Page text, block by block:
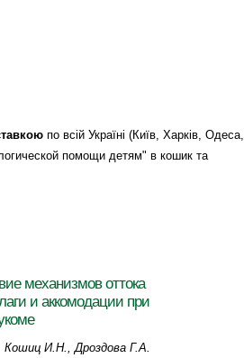
по всій Україні (Київ, Харків, Одеса,
помощи детям" в кошик та
механизмов оттока
и аккомодации при
И.Н., Дроздова Г.А.